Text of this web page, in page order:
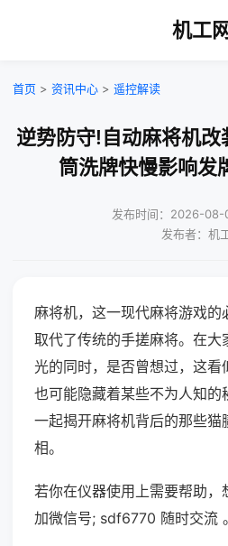
机工网
首页 > 资讯中心 > 遥控解读
逆势防守!自动麻将机改
筒洗牌快慢影响发
发布时间：2026-08-
发布者：机
麻将机，这一现代麻将游戏的
取代了传统的手搓麻将。在大
光的同时，是否曾想过，这看
也可能隐藏着某些不为人知的
一起揭开麻将机背后的那些猫
相。
若你在仪器使用上需要帮助，
加微信号; sdf6770 随时交流 。